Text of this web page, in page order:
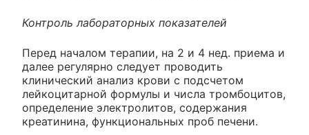
Контроль лабораторных показателей
Перед началом терапии, на 2 и 4 нед. приема и
далее регулярно следует проводить
клинический анализ крови с подсчетом
лейкоцитарной формулы и числа тромбоцитов,
определение электролитов, содержания
креатинина, функциональных проб печени.